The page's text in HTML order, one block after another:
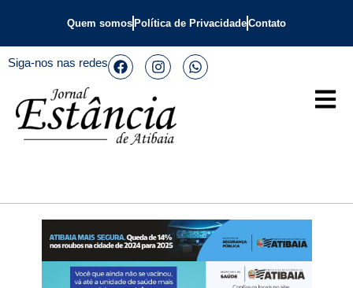
Quem somos Política de PrivacidadeContato
Siga-nos nas redes